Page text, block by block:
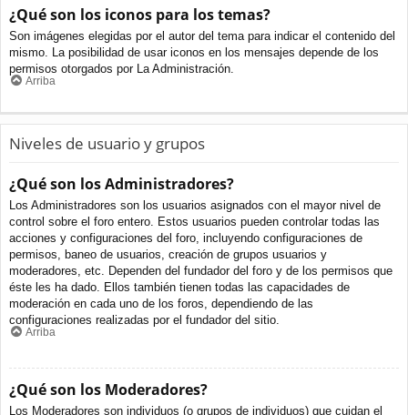
¿Qué son los iconos para los temas?
Son imágenes elegidas por el autor del tema para indicar el contenido del
mismo. La posibilidad de usar iconos en los mensajes depende de los
permisos otorgados por La Administración.
Arriba
Niveles de usuario y grupos
¿Qué son los Administradores?
Los Administradores son los usuarios asignados con el mayor nivel de
control sobre el foro entero. Estos usuarios pueden controlar todas las
acciones y configuraciones del foro, incluyendo configuraciones de
permisos, baneo de usuarios, creación de grupos usuarios y
moderadores, etc. Dependen del fundador del foro y de los permisos que
éste les ha dado. Ellos también tienen todas las capacidades de
moderación en cada uno de los foros, dependiendo de las
configuraciones realizadas por el fundador del sitio.
Arriba
¿Qué son los Moderadores?
Los Moderadores son individuos (o grupos de individuos) que cuidan el